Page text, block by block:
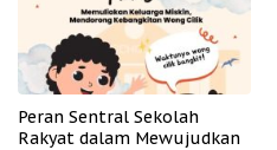
Peran Sentral Sekolah
Rakyat dalam Mewujudkan